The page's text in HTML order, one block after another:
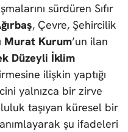
sürdüren Sıfır
, Çevre, Şehircilik
Murat Kurum’un ilan
Düzeyli İklim
ilişkin yaptığı
yalnızca bir zirve
taşıyan küresel bir
şu ifadeleri